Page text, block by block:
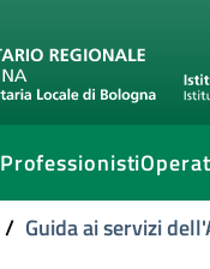
Professionisti
/ Guida ai servizi